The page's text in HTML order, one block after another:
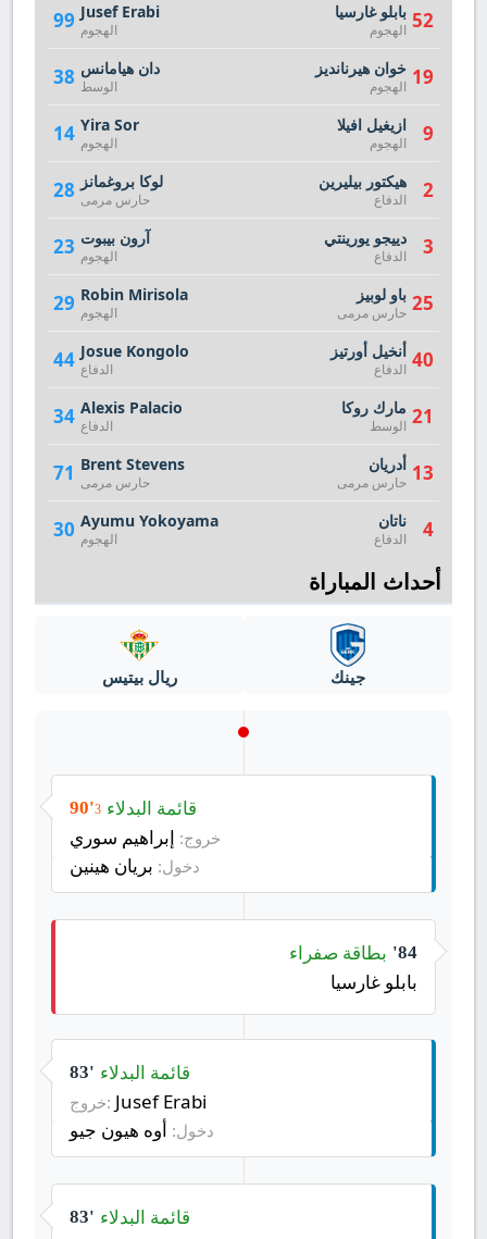
99 Jusef Erabi
الهجوم
38 دان هيامانس
الوسط
14 Yira Sor
الهجوم
28 لوكا بروغمانز
حارس مرمى
23 آرون بيبوت
الهجوم
29 Robin Mirisola
الهجوم
44 Josue Kongolo
الدفاع
34 Alexis Palacio
الدفاع
71 Brent Stevens
حارس مرمى
30 Ayumu Yokoyama
الهجوم
52 بابلو غارسيا
الهجوم
19 خوان هيرنانديز
الهجوم
9 ازيغيل افيلا
الهجوم
2 هيكتور بيليرين
الدفاع
3 دييجو يورينتي
الدفاع
25 باو لوبيز
حارس مرمى
40 أنخيل أورتيز
الدفاع
21 مارك روكا
الوسط
13 أدريان
حارس مرمى
4 ناتان
الدفاع
أحداث المباراة
جينك ريال بيتيس
90'3 قائمة البدلاء
خروج: إبراهيم سوري
دخول: بريان هينين
84' بطاقة صفراء
بابلو غارسيا
83' قائمة البدلاء
خروج: Jusef Erabi
دخول: أوه هيون جيو
83' قائمة البدلاء